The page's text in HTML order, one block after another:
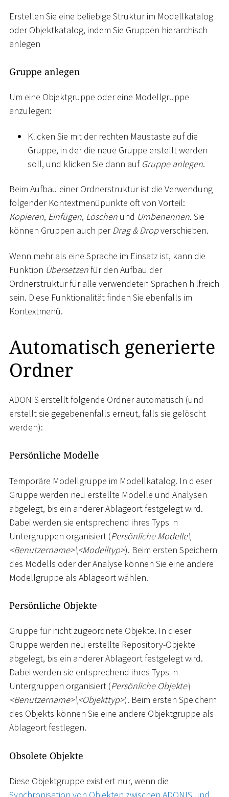
Erstellen Sie eine beliebige Struktur im Modellkatalog
oder Objektkatalog, indem Sie Gruppen hierarchisch
anlegen
Gruppe anlegen
Um eine Objektgruppe oder eine Modellgruppe
anzulegen:
Klicken Sie mit der rechten Maustaste auf die
Gruppe, in der die neue Gruppe erstellt werden
soll, und klicken Sie dann auf Gruppe anlegen.
Beim Aufbau einer Ordnerstruktur ist die Verwendung
folgender Kontextmenüpunkte oft von Vorteil:
Kopieren, Einfügen, Löschen und Umbenennen. Sie
können Gruppen auch perDrag & Dropverschieben.
Wenn mehr als eine Sprache im Einsatz ist, kann die
Funktion Übersetzen für den Aufbau der
Ordnerstruktur für alle verwendeten Sprachen hilfreich
sein. Diese Funktionalität finden Sie ebenfalls im
Kontextmenü.
Automatisch generierte
Ordner
ADONIS erstellt folgende Ordner automatisch (und
erstellt sie gegebenenfalls erneut, falls sie gelöscht
werden):
Persönliche Modelle
Temporäre Modellgruppe im Modellkatalog. In dieser
Gruppe werden neu erstellte Modelle und Analysen
abgelegt, bis ein anderer Ablageort festgelegt wird.
Dabei werden sie entsprechend ihres Typs in
Untergruppen organisiert (Persönliche Modelle\
<Benutzername>\<Modelltyp>). Beim ersten Speichern
des Modells oder der Analyse können Sie eine andere
Modellgruppe als Ablageort wählen.
Persönliche Objekte
Gruppe für nicht zugeordnete Objekte. In dieser
Gruppe werden neu erstellte Repository-Objekte
abgelegt, bis ein anderer Ablageort festgelegt wird.
Dabei werden sie entsprechend ihres Typs in
Untergruppen organisiert (Persönliche Objekte\
<Benutzername>\<Objekttyp>). Beim ersten Speichern
des Objekts können Sie eine andere Objektgruppe als
Ablageort festlegen.
Obsolete Objekte
Diese Objektgruppe existiert nur, wenn die